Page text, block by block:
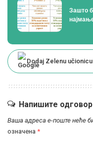
Зашто
Dodaj Zelenu
Напишите одговор
Ваша адреса е-поште неће
означена *